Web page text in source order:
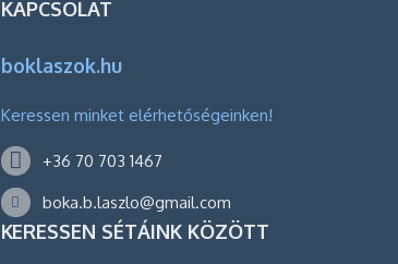
KAPCSOLAT
boklaszok.hu
Keressen minket elérhetőségeinken!
+36 70 703 1467
boka.b.laszlo@gmail.com
KERESSEN SÉTÁINK KÖZÖTT